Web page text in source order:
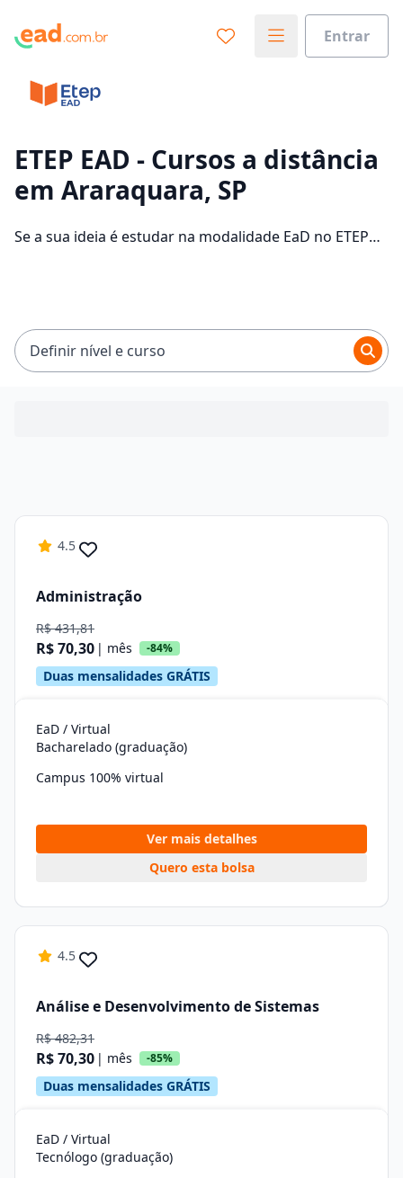
Entrar
Vamos te guiar no caminho ideal para seus estudos
Sim, já sei
ETEP EAD - Cursos a distância
em Araraquara, SP
Se a sua ideia é estudar na modalidade EaD no ETEP
Definir nível e curso
4.5
Administração
R$ 431,81
R$ 70,30 | mês -84%
Duas mensalidades GRÁTIS
EaD / Virtual
Bacharelado (graduação)
Campus 100% virtual
Ver mais detalhes
Quero esta bolsa
4.5
Análise e Desenvolvimento de Sistemas
R$ 482,31
R$ 70,30 | mês -85%
Duas mensalidades GRÁTIS
EaD / Virtual
Tecnólogo (graduação)